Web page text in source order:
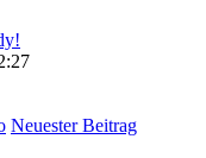
Neuester Beitrag